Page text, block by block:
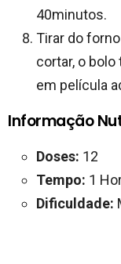
40minutos.
Tirar do
cortar, o
em película
Informação
Doses: 12
Tempo: 1
Dificuldade: